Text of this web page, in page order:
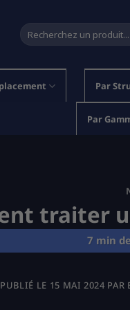
Recherche
pour :
Par
Par
traiter
PUBLIÉ LE 15 MAI 2024 PAR